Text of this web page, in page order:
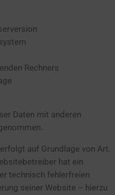
Rechners
Daten mit anderen
auf Grundlage von Art.
hat ein
technisch fehlerfreien
seiner Website – hierzu